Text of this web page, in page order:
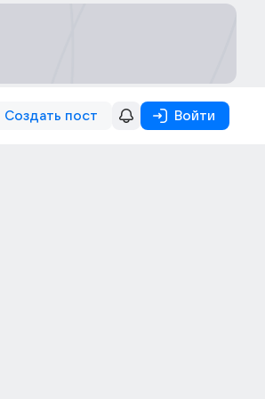
Создать пост Войти